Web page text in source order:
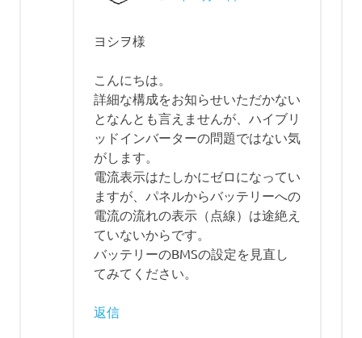
ヨシヲ様
こんにちは。
詳細な構成をお知らせいただかない
となんとも言えませんが、ハイブリ
ッドインバーターの問題ではない気
がします。
電流表示はたしかにゼロになってい
ますが、パネルからバッテリーへの
電流の流れの表示（点線）は途絶え
ていないからです。
バッテリーのBMSの設定を見直し
てみてください。
返信